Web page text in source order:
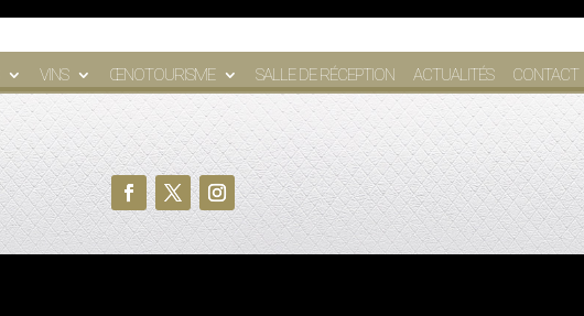
VINS ŒNOTOURISME SALLE DE RÉCEPTION ACTUALITÉS CONTACT